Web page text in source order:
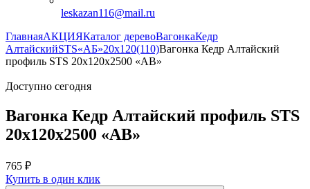
leskazan116@mail.ru
ГлавнаяАКЦИЯКаталог деревоВагонкаКедр
АлтайскийSTS«АБ»20х120(110)Вагонка Кедр Алтайский
профиль STS 20х120х2500 «АВ»
Доступно сегодня
Вагонка Кедр Алтайский профиль STS
20х120х2500 «АВ»
765 ₽
Купить в один клик